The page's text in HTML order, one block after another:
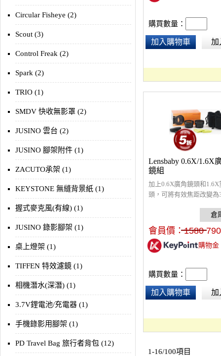
Circular Fisheye (2)
Scout (3)
Control Freak (2)
Spark (2)
TRIO (1)
SMDV 快收無影罩 (2)
JUSINO 雲台 (2)
JUSINO 腳架附件 (1)
ZACUTO承架 (1)
KEYSTONE 無縫背景紙 (1)
握式麥克風(有線) (1)
JUSINO 錄影腳架 (1)
桌上燈架 (1)
TIFFEN 特效濾鏡 (1)
相機潛水(深潛) (1)
3.7V鋰電池/充電器 (1)
手機錄影用腳架 (1)
PD Travel Bag 旅行者背包 (12)
購買數量：
加入購物車 加
Lensbaby 0.6X/1.6X
鏡組
加上0.6X廣角鏡頭和1.6X
頭，可將有效焦距改變為
會員價：1580 790
購物金
購買數量：
加入購物車 加
1-16/100項目